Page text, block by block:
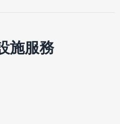
施服務